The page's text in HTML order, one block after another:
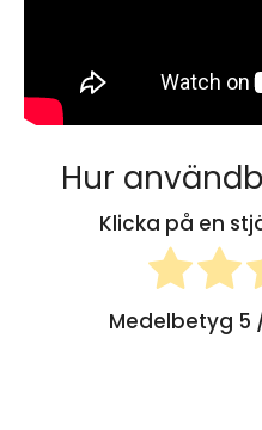
Hur
Klicka på en
Medelbetyg 5